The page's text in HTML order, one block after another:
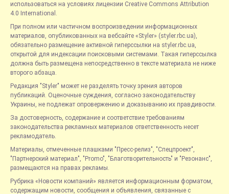
использоваться на условиях лицензии Creative Commons Attribution
4.0 International.
При полном или частичном воспроизведении информационных
материалов, опубликованных на вебсайте «Styler» (styler.rbc.ua),
обязательно размещение активной гиперссылки на styler.rbc.ua,
открытой для индексации поисковыми системами. Такая гиперссылка
должна быть размещена непосредственно в тексте материала не ниже
второго абзаца.
Редакция "Styler" может не разделять точку зрения авторов
публикаций. Оценочные суждения, согласно законодательству
Украины, не подлежат опровержению и доказыванию их правдивости.
За достоверность, содержание и соответствие требованиям
законодательства рекламных материалов ответственность несет
рекламодатель.
Материалы, отмеченные плашками "Пресс-релиз", "Спецпроект",
"Партнерский материал", "Promo", "Благотворительность" и "Резонанс",
размещаются на правах рекламы.
Рубрика «Новости компаний» является информационным форматом,
содержащим новости, сообщения и объявления, связанные с